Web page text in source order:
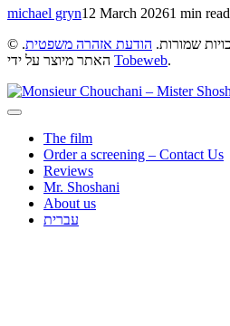
michael gryn12 March 20261 min read
© הודעת אזהרה משפטית.
Tobeweb.
The film
Order a screening – Contact Us
Reviews
Mr. Shoshani
About us
עברית